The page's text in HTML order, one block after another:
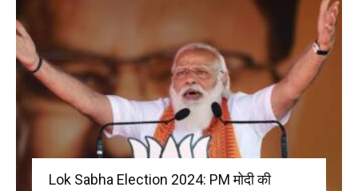
Lok Sabha Election 2024: PM मोदी की